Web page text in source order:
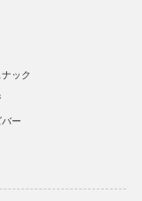
ック
ー